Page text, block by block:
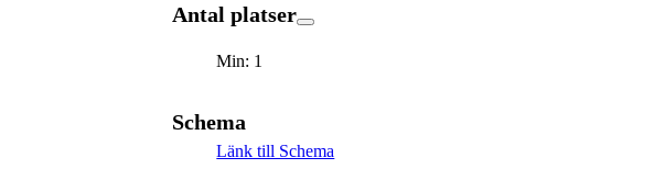
Antal platser
Min: 1
Schema
Länk till Schema